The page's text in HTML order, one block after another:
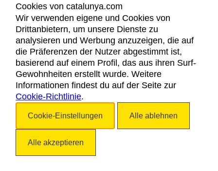
RECHTLICHER HINWEIS
DATENSCHUTZICHTLINIE
COOKIES
BARRIEREFREIHEIT
Cookies von catalunya.com
Wir verwenden eigene und Cookies von
Drittanbietern, um unsere Dienste zu
analysieren und Werbung anzuzeigen, die auf
die Präferenzen der Nutzer abgestimmt ist,
basierend auf einem Profil, das aus ihren Surf-
Gewohnheiten erstellt wurde. Weitere
Informationen findest du auf der Seite zur
Cookie-Richtlinie.
Cookie-Einstellungen Alle ablehnen
Alle akzeptieren